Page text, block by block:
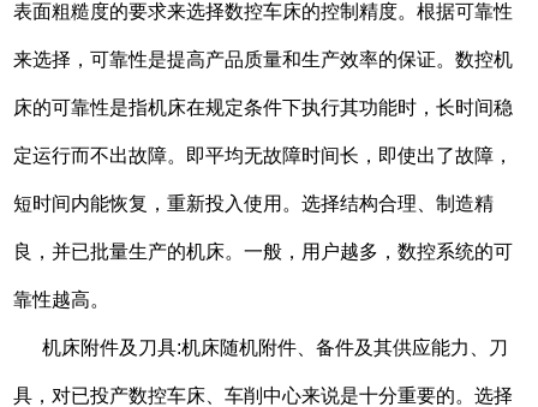
表面粗糙度的要求来选择数控车床的控制精度。根据可靠性
来选择，可靠性是提高产品质量和生产效率的保证。数控机
床的可靠性是指机床在规定条件下执行其功能时，长时间稳
定运行而不出故障。即平均无故障时间长，即使出了故障，
短时间内能恢复，重新投入使用。选择结构合理、制造精
良，并已批量生产的机床。一般，用户越多，数控系统的可
靠性越高。
机床附件及刀具:机床随机附件、备件及其供应能力、刀
具，对已投产数控车床、车削中心来说是十分重要的。选择